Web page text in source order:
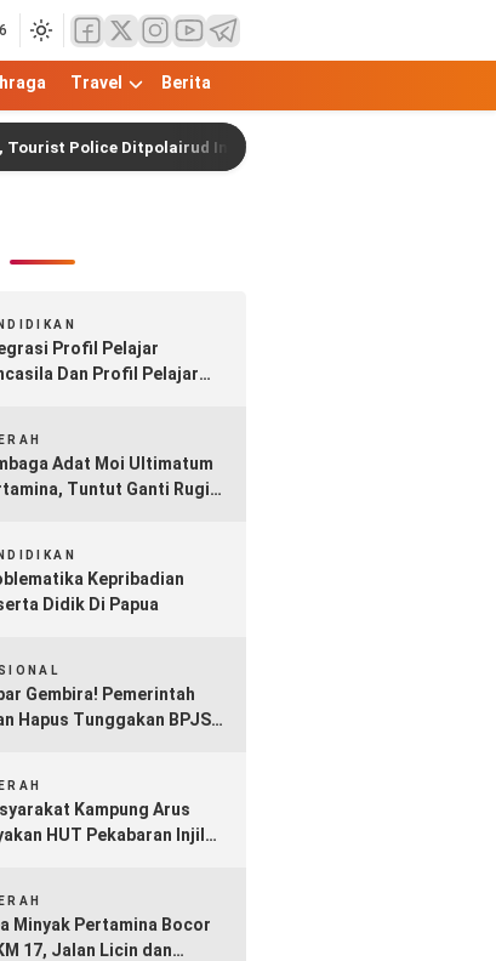
Travel Berita
Police Ditpolairud Intensifkan Patroli di Dermaga
Profil Pelajar
Dan Profil Pelajar
Madrasah
Adat Moi Ultimatum
Tuntut Ganti Rugi
Kepribadian
Didik Di Papua
Gembira! Pemerintah
Hapus Tunggakan BPJS
Kampung Arus
HUT Pekabaran Injil
Minyak Pertamina Bocor
17, Jalan Licin dan